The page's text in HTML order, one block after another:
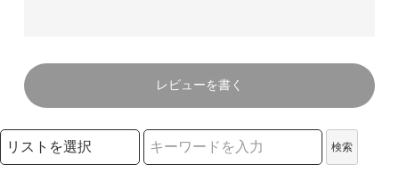
レビューを書く
検索リストの選択
検索